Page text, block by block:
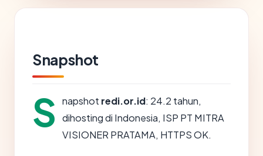
Snapshot
S napshot redi.or.id: 24.2 tahun,
dihosting di Indonesia, ISP PT MITRA
VISIONER PRATAMA, HTTPS OK.